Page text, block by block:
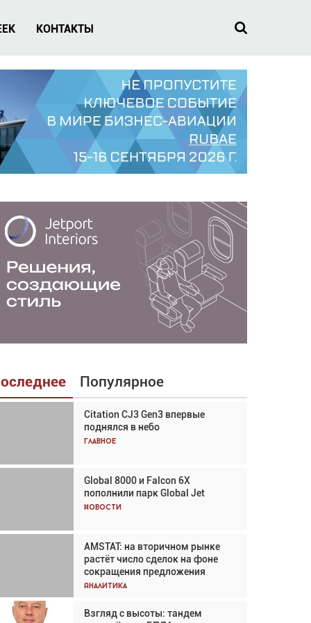
КОНТАКТЫ
Популярное
Citation CJ3 Gen3 впервые
поднялся в небо
Главное
Global 8000 и Falcon 6X
пополнили парк Global Jet
Новости
AMSTAT: на вторичном рынке
растёт число сделок на фоне
сокращения предложения
Аналитика
Взгляд с высоты: тандем
Взгляд с высоты: тандем
вертолётов и БПЛА в
спасательных операциях
Авиационный фотограф Дэйв
Кох: «Фотография говорит сама
за себя... а ИИ всё портит»
В городах чемпионата мира
наблюдался подъём, хотя
общий трафик снизился
Аналитика
Частный самолёт – это актив.